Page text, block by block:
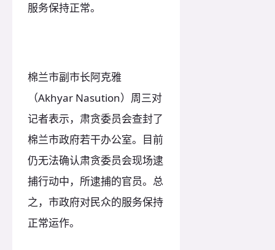
服务保持正常。
棉兰市副市长阿克雅
（Akhyar Nasution）周三对
记者表示，肃贪委员会查封了
棉兰市政府若干办公室。目前
仍无法确认肃贪委员会现场逮
捕行动中，所逮捕的官员。总
之，市政府对民众的服务保持
正常运作。